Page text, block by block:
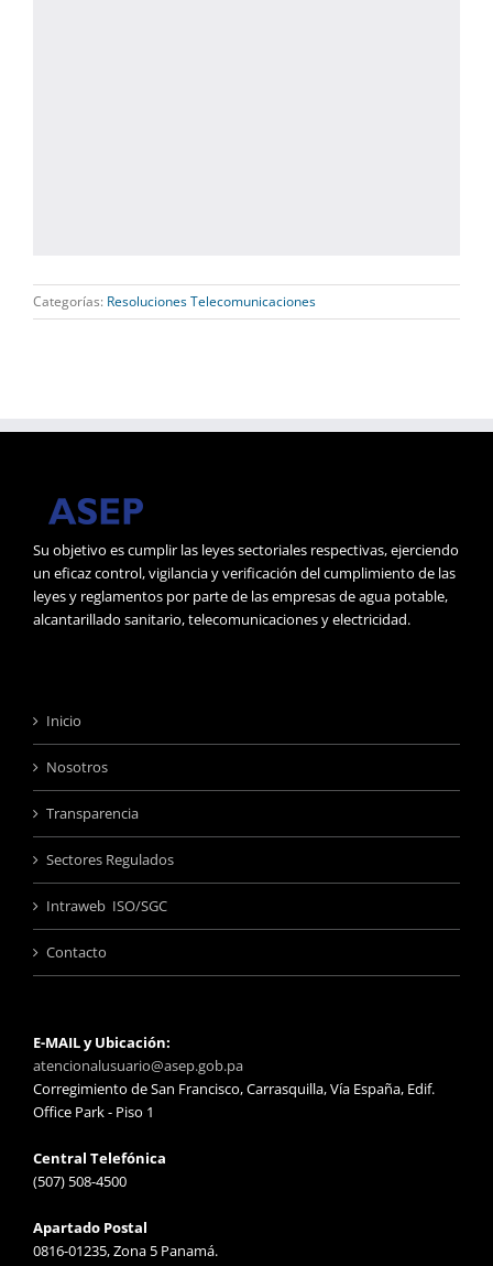
Categorías: Resoluciones Telecomunicaciones
Su objetivo es cumplir las leyes sectoriales respectivas, ejerciendo
un eficaz control, vigilancia y verificación del cumplimiento de las
leyes y reglamentos por parte de las empresas de agua potable,
alcantarillado sanitario, telecomunicaciones y electricidad.
Inicio
Nosotros
Transparencia
Sectores Regulados
Intraweb ISO/SGC
Contacto
E-MAIL y Ubicación:
atencionalusuario@asep.gob.pa
Corregimiento de San Francisco, Carrasquilla, Vía España, Edif.
Office Park - Piso 1
Central Telefónica
(507) 508-4500
Apartado Postal
0816-01235, Zona 5 Panamá.